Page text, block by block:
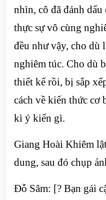
nhìn, cô đã đánh
thực sự vô cùng
đều như vậy, cho dù
nghiêm túc. Cho dù
thiết kế rồi, bị sắp
cách về kiến thức cơ
kì ý kiến gì.
Giang Hoài Khiêm
dung, sau đó chụp
Đỗ Sâm: [? Bạn gái